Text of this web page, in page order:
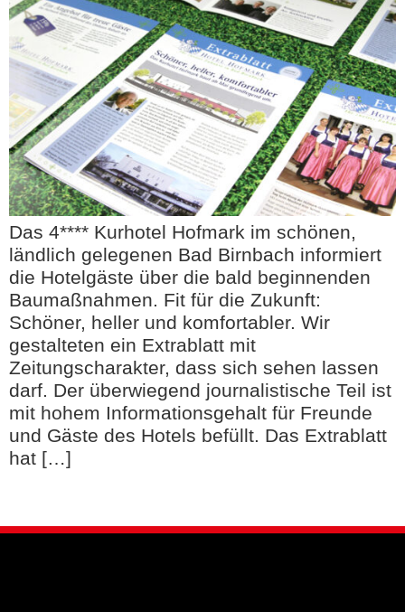
Das 4**** Kurhotel Hofmark im schönen,
ländlich gelegenen Bad Birnbach informiert
die Hotelgäste über die bald beginnenden
Baumaßnahmen. Fit für die Zukunft:
Schöner, heller und komfortabler. Wir
gestalteten ein Extrablatt mit
Zeitungscharakter, dass sich sehen lassen
darf. Der überwiegend journalistische Teil ist
mit hohem Informationsgehalt für Freunde
und Gäste des Hotels befüllt. Das Extrablatt
hat […]